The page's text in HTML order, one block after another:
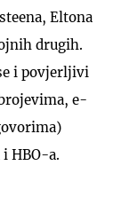
Eltona
drugih.
i povjerljivi
e-
HBO-a.